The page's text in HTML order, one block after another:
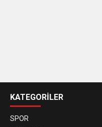
siteleri
KATEGORİLER
SPOR